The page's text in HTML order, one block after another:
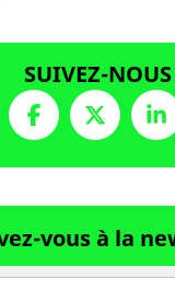
SUIVEZ-NOUS
vous à la